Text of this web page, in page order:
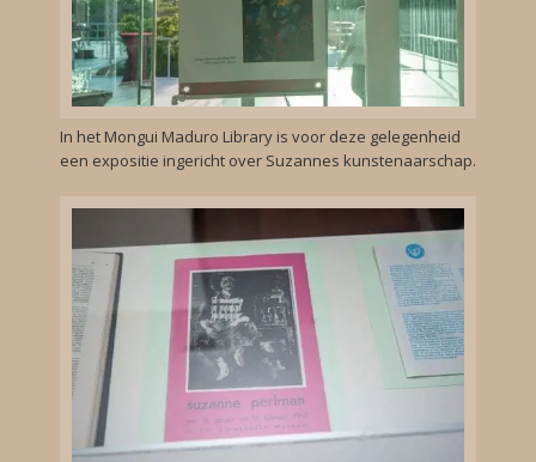
In het Mongui Maduro Library is voor deze gelegenheid
een expositie ingericht over Suzannes kunstenaarschap.